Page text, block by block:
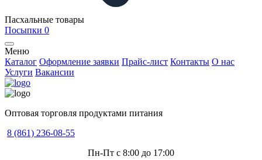
Пасхальные товары
Посыпки 0
Меню
Каталог Оформление заявки Прайс-лист Контакты О нас
Услуги Вакансии
Оптовая торговля продуктами питания
8 (861) 236-08-55
Пн-Пт с 8:00 до 17:00